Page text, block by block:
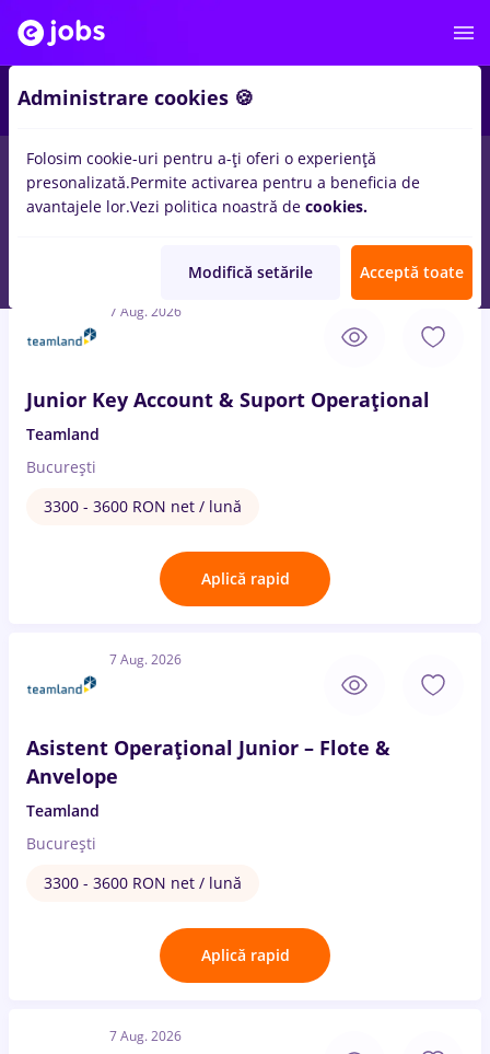
Salarii Remote (de acasă) București Cluj-
7 Aug. 2026
Junior Key Account & Suport Operațional
Teamland
București
3300 - 3600 RON net / lună
Aplică rapid
7 Aug. 2026
Asistent Operațional Junior – Flote &
Anvelope
Teamland
București
3300 - 3600 RON net / lună
Aplică rapid
7 Aug. 2026
Administrare cookies 🍪
Folosim cookie-uri pentru a-ți oferi o experiență
presonalizată.Permite activarea pentru a beneficia de
avantajele lor.Vezi politica noastră de cookies.
Modifică setările Acceptă toate